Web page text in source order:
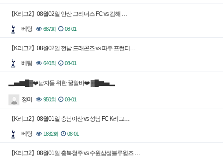
【K리그2】08월02일 안산 그리너스 FC vs 김해 …
베팅 687회 08-01
【K리그2】08월02일 전남 드래곤즈 vs 파주 프런티…
베팅 640회 08-01
▂▅▇█▓❤️남자들 위한 꿀알바❤️ ▓█▇▅▂
정미 950회 08-01
【K리그2】08월01일 충남아산 vs 성남 FC K리그…
베팅 1832회 08-01
【K리그2】08월01일 충북청주 vs 수원삼성블루윙즈 …